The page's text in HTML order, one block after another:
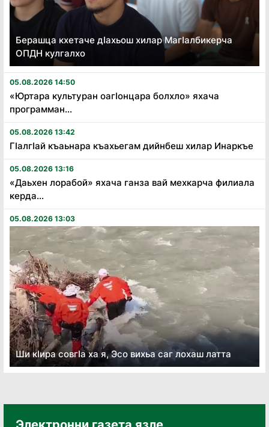
Берашца кхетаче дӏахьош хилар Магӏалбикерча
ОПДН кулгалхо
05.08.2026 14:50
«Юртара культуран оагӏонцара болхло» яхача
программан...
05.08.2026 13:42
Гӏалгӏай къаьнара къахьегам дийнбеш хилар Инаркъе
05.08.2026 13:16
«Даьхен лорабой» яхача ганза вай мехкарча филиала
керда...
05.08.2026 13:03
Ши кӏира совгӏа ха я, Эсо вихьа саг лохаш латта